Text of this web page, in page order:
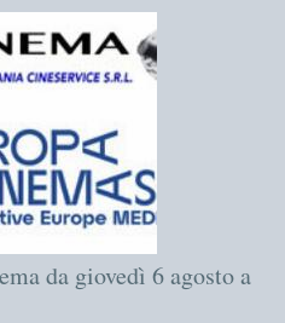
da giovedì 6 agosto a